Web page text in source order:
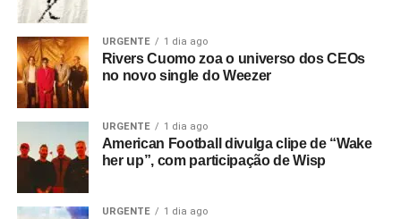
URGENTE 1 dia ago
Rivers Cuomo zoa o universo dos CEOs
no novo single do Weezer
URGENTE 1 dia ago
American Football divulga clipe de “Wake
her up”, com participação de Wisp
URGENTE 1 dia ago